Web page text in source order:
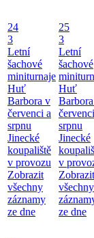
24
3
Letní
šachové
miniturnaje
Huť
Barbora v
červenci a
srpnu
Jinecké
koupaliště
v provozu
Zobrazit
všechny
záznamy
ze dne
25
3
Letní
šachové
Huť
srpnu
Jinecké
v
Zobrazit
všechny
ze dne